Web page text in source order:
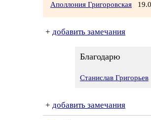
Аполлония Григоровская
+ добавить замечания
Благодарю
Станислав Григорьев
+ добавить замечания